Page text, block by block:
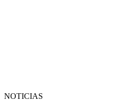
NOTICIAS